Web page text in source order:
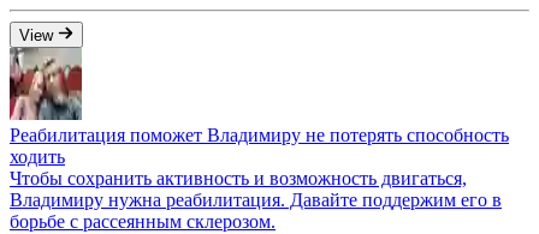
View
Реабилитация поможет Владимиру не потерять способность
ходить
Чтобы сохранить активность и возможность двигаться,
Владимиру нужна реабилитация. Давайте поддержим его в
борьбе с рассеянным склерозом.